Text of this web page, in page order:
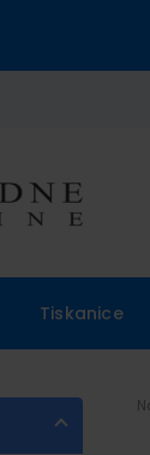
Tiskanice